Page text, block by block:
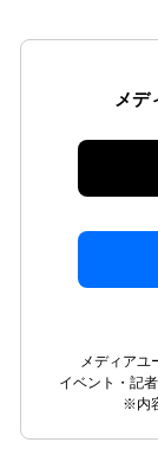
メデ
メディアユ
イベント・記
※内